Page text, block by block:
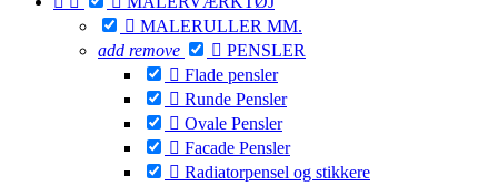
 MALERULLER MM.
add remove  PENSLER
 Flade pensler
 Runde Pensler
 Ovale Pensler
 Facade Pensler
 Radiatorpensel og stikkere